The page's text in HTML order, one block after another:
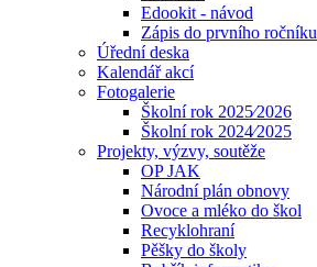
Edookit - návod
Zápis do prvního ročníku
Úřední deska
Kalendář akcí
Fotogalerie
Školní rok 2025⁄2026
Školní rok 2024⁄2025
Projekty, výzvy, soutěže
OP JAK
Národní plán obnovy
Ovoce a mléko do škol
Recyklohraní
Pěšky do školy